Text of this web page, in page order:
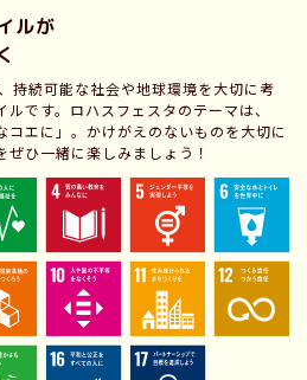
ルが
持続可能な社会や地球環境を大切に考
です。ロハスフェスタのテーマは、
コエに」。かけがえのないものを大切に
ひ一緒に楽しみましょう！